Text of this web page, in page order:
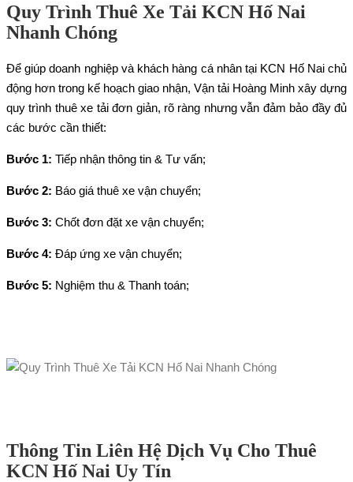
Quy Trình Thuê Xe Tải KCN Hố Nai
Nhanh Chóng
Để giúp doanh nghiệp và khách hàng cá nhân tại KCN Hố Nai chủ
động hơn trong kế hoạch giao nhận, Vận tải Hoàng Minh xây dựng
quy trình thuê xe tải đơn giản, rõ ràng nhưng vẫn đảm bảo đầy đủ
các bước cần thiết:
Bước 1: Tiếp nhận thông tin & Tư vấn;
Bước 2: Báo giá thuê xe vận chuyển;
Bước 3: Chốt đơn đặt xe vận chuyển;
Bước 4: Đáp ứng xe vận chuyển;
Bước 5: Nghiệm thu & Thanh toán;
Thông Tin Liên Hệ Dịch Vụ Cho Thuê
KCN Hố Nai Uy Tín